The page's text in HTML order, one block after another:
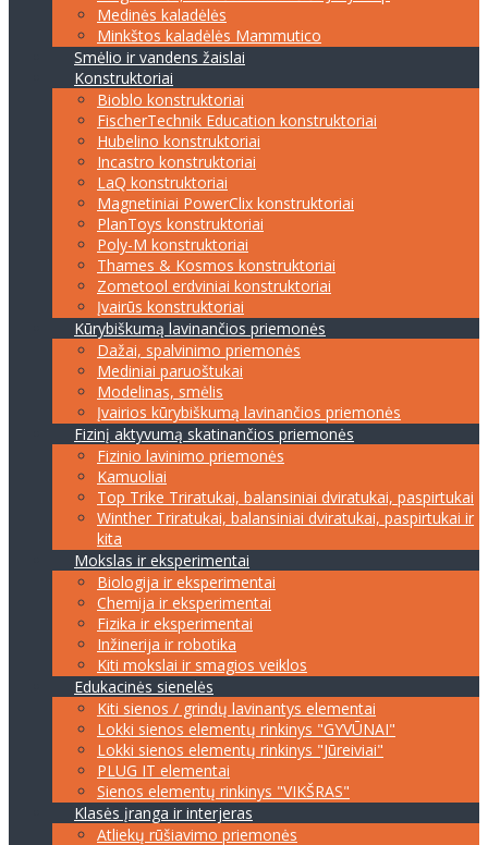
Medinės kaladėlės
Minkštos kaladėlės Mammutico
Smėlio ir vandens žaislai
Konstruktoriai
Bioblo konstruktoriai
FischerTechnik Education konstruktoriai
Hubelino konstruktoriai
Incastro konstruktoriai
LaQ konstruktoriai
Magnetiniai PowerClix konstruktoriai
PlanToys konstruktoriai
Poly-M konstruktoriai
Thames & Kosmos konstruktoriai
Zometool erdviniai konstruktoriai
Įvairūs konstruktoriai
Kūrybiškumą lavinančios priemonės
Dažai, spalvinimo priemonės
Mediniai paruoštukai
Modelinas, smėlis
Įvairios kūrybiškumą lavinančios priemonės
Fizinį aktyvumą skatinančios priemonės
Fizinio lavinimo priemonės
Kamuoliai
Top Trike Triratukai, balansiniai dviratukai, paspirtukai
Winther Triratukai, balansiniai dviratukai, paspirtukai ir
kita
Mokslas ir eksperimentai
Biologija ir eksperimentai
Chemija ir eksperimentai
Fizika ir eksperimentai
Inžinerija ir robotika
Kiti mokslai ir smagios veiklos
Edukacinės sienelės
Kiti sienos / grindų lavinantys elementai
Lokki sienos elementų rinkinys "GYVŪNAI"
Lokki sienos elementų rinkinys "Jūreiviai"
PLUG IT elementai
Sienos elementų rinkinys "VIKŠRAS"
Klasės įranga ir interjeras
Atliekų rūšiavimo priemonės